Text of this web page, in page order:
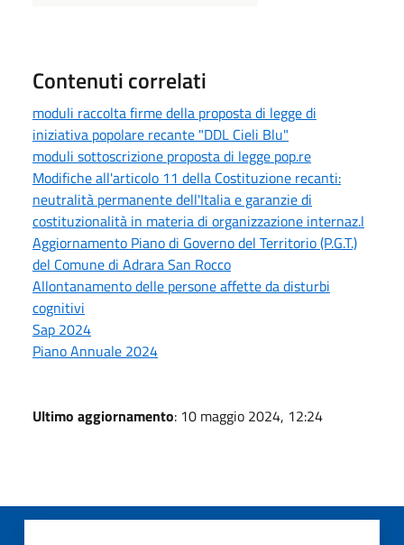
Contenuti correlati
moduli raccolta firme della proposta di legge di
iniziativa popolare recante "DDL Cieli Blu"
moduli sottoscrizione proposta di legge pop.re
Modifiche all'articolo 11 della Costituzione recanti:
neutralità permanente dell'Italia e garanzie di
costituzionalità in materia di organizzazione internaz.l
Aggiornamento Piano di Governo del Territorio (P.G.T.)
del Comune di Adrara San Rocco
Allontanamento delle persone affette da disturbi
cognitivi
Sap 2024
Piano Annuale 2024
Ultimo aggiornamento: 10 maggio 2024, 12:24